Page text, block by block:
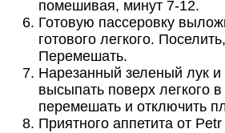
помешивая, минут 7-12.
Готовую пассеровку
готового легкого.
Перемешать.
Нарезанный зеленый лук и
высыпать поверх легкого
перемешать и отключить
Приятного аппетита от